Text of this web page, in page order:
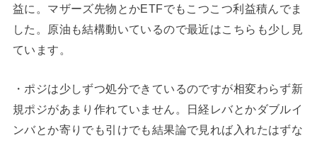
益に。マザーズ先物とかETFでもこつこつ利益積んでま
した。原油も結構動いているので最近はこちらも少し見
ています。
・ポジは少しずつ処分できているのですが相変わらず新
規ポジがあまり作れていません。日経レバとかダブルイ
ンバとか寄りでも引けでも結果論で見れば入れたはずな